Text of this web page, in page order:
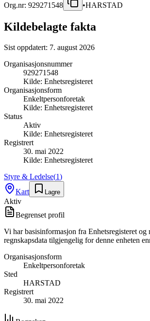
Org.nr: 929271548 •HARSTAD
Kildebelagte fakta
Sist oppdatert: 7. august 2026
Organisasjonsnummer
929271548
Kilde: Enhetsregisteret
Organisasjonsform
Enkeltpersonforetak
Kilde: Enhetsregisteret
Status
Aktiv
Kilde: Enhetsregisteret
Registrert
30. mai 2022
Kilde: Enhetsregisteret
Styre & Ledelse(1)
Kart
Lagre
Aktiv
Begrenset profil
Vi har basisinformasjon fra Enhetsregisteret og
regnskapsdata tilgjengelig for denne enheten
Organisasjonsform
Enkeltpersonforetak
Sted
HARSTAD
Registrert
30. mai 2022